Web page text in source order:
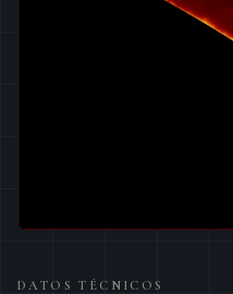
DATOS TÉCNICOS